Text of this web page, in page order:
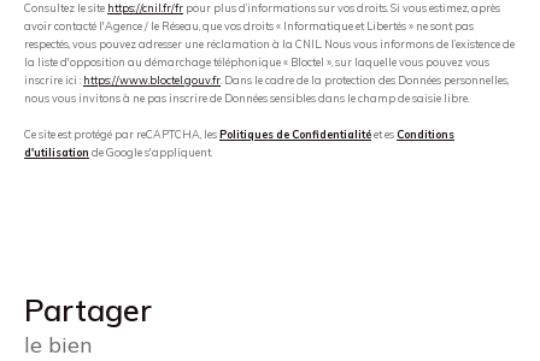
Consultez le site https://cnil.fr/fr pour plus d’informations sur vos droits. Si vous estimez, après
avoir contacté l'Agence / le Réseau, que vos droits « Informatique et Libertés » ne sont pas
respectés, vous pouvez adresser une réclamation à la CNIL. Nous vous informons de l’existence de
la liste d'opposition au démarchage téléphonique « Bloctel », sur laquelle vous pouvez vous
inscrire ici : https://www.bloctel.gouv.fr. Dans le cadre de la protection des Données personnelles,
nous vous invitons à ne pas inscrire de Données sensibles dans le champ de saisie libre.
Ce site est protégé par reCAPTCHA, lesPolitiques de Confidentialitéet esConditions
d'utilisation de Google s'appliquent.
partager
le bien